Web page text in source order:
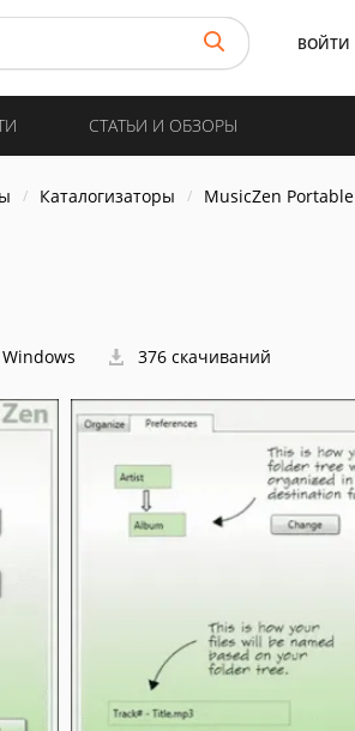
ВОЙТИ
СТАТЬИ И ОБЗОРЫ
Каталогизаторы MusicZen Portable
376 скачиваний